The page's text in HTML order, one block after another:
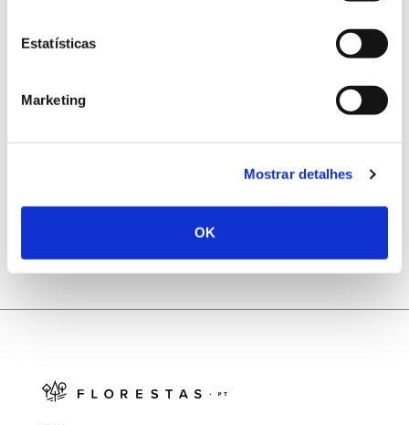
Estatísticas
Marketing
Mostrar detalhes
OK
25.06.2026
Natureza e florestas procuram jovens voluntários